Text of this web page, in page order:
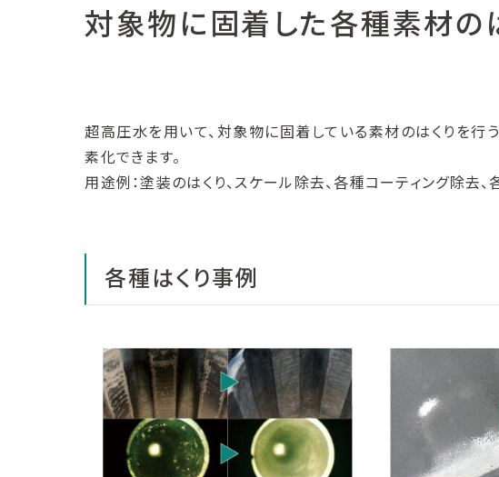
対象物に固着した各種素材の
超高圧水を用いて、対象物に固着している素材のはくりを行
素化できます。
用途例：塗装のはくり、スケール除去、各種コーティング除去
各種はくり事例